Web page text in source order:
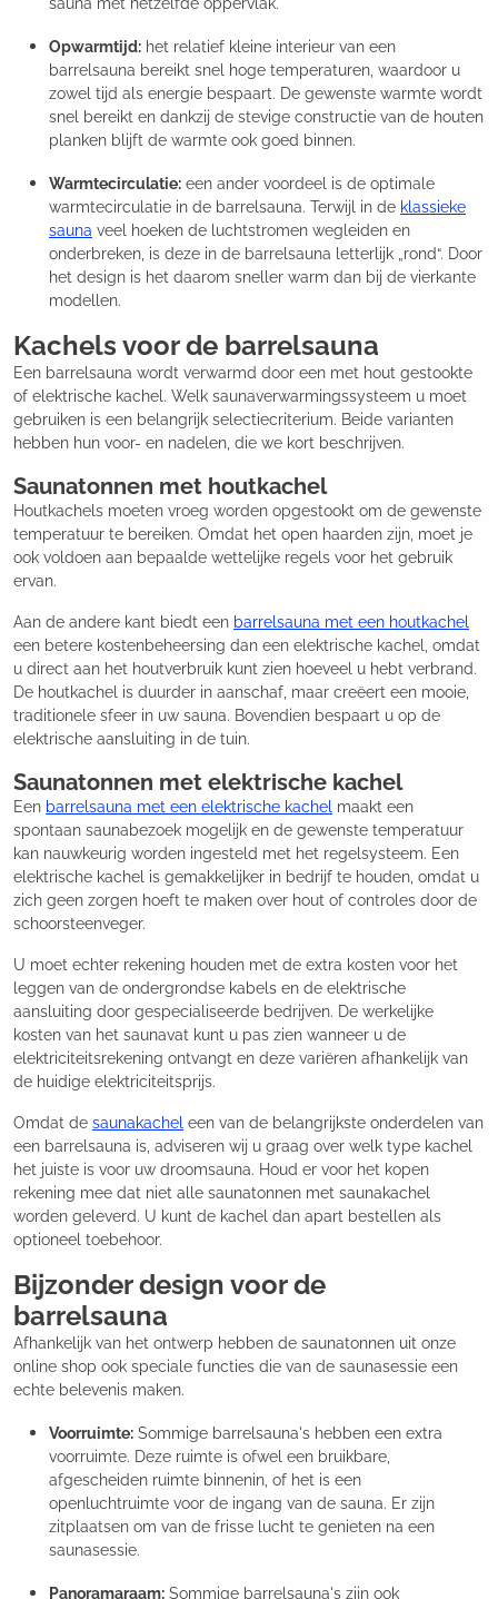
sauna met hetzelfde oppervlak.
Opwarmtijd: het relatief kleine interieur van een
barrelsauna bereikt snel hoge temperaturen, waardoor u
zowel tijd als energie bespaart. De gewenste warmte wordt
snel bereikt en dankzij de stevige constructie van de houten
planken blijft de warmte ook goed binnen.
Warmtecirculatie: een ander voordeel is de optimale
warmtecirculatie in de barrelsauna. Terwijl in de klassieke
sauna veel hoeken de luchtstromen wegleiden en
onderbreken, is deze in de barrelsauna letterlijk „rond“. Door
het design is het daarom sneller warm dan bij de vierkante
modellen.
Kachels voor de barrelsauna
Een barrelsauna wordt verwarmd door een met hout gestookte
of elektrische kachel. Welk saunaverwarmingssysteem u moet
gebruiken is een belangrijk selectiecriterium. Beide varianten
hebben hun voor- en nadelen, die we kort beschrijven.
Saunatonnen met houtkachel
Houtkachels moeten vroeg worden opgestookt om de gewenste
temperatuur te bereiken. Omdat het open haarden zijn, moet je
ook voldoen aan bepaalde wettelijke regels voor het gebruik
ervan.
Aan de andere kant biedt een barrelsauna met een houtkachel
een betere kostenbeheersing dan een elektrische kachel, omdat
u direct aan het houtverbruik kunt zien hoeveel u hebt verbrand.
De houtkachel is duurder in aanschaf, maar creëert een mooie,
traditionele sfeer in uw sauna. Bovendien bespaart u op de
elektrische aansluiting in de tuin.
Saunatonnen met elektrische kachel
Een barrelsauna met een elektrische kachel maakt een
spontaan saunabezoek mogelijk en de gewenste temperatuur
kan nauwkeurig worden ingesteld met het regelsysteem. Een
elektrische kachel is gemakkelijker in bedrijf te houden, omdat u
zich geen zorgen hoeft te maken over hout of controles door de
schoorsteenveger.
U moet echter rekening houden met de extra kosten voor het
leggen van de ondergrondse kabels en de elektrische
aansluiting door gespecialiseerde bedrijven. De werkelijke
kosten van het saunavat kunt u pas zien wanneer u de
elektriciteitsrekening ontvangt en deze variëren afhankelijk van
de huidige elektriciteitsprijs.
Omdat de saunakachel een van de belangrijkste onderdelen van
een barrelsauna is, adviseren wij u graag over welk type kachel
het juiste is voor uw droomsauna. Houd er voor het kopen
rekening mee dat niet alle saunatonnen met saunakachel
worden geleverd. U kunt de kachel dan apart bestellen als
optioneel toebehoor.
Bijzonder design voor de
barrelsauna
Afhankelijk van het ontwerp hebben de saunatonnen uit onze
online shop ook speciale functies die van de saunasessie een
echte belevenis maken.
Voorruimte: Sommige barrelsauna's hebben een extra
voorruimte. Deze ruimte is ofwel een bruikbare,
afgescheiden ruimte binnenin, of het is een
openluchtruimte voor de ingang van de sauna. Er zijn
zitplaatsen om van de frisse lucht te genieten na een
saunasessie.
Panoramaraam: Sommige barrelsauna's zijn ook